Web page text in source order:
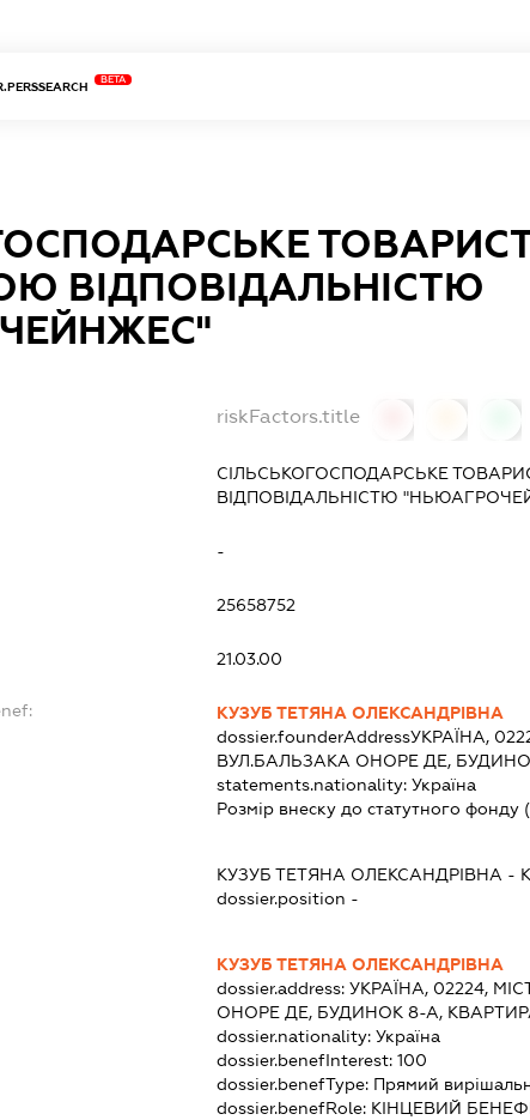
BETA
ВІДПОВІДАЛЬНІСТЮ
riskFactors.title
СІЛЬСЬКОГОСПОДАРСЬКЕ
ВІДПОВІДАЛЬНІСТЮ
-
25658752
21.03.00
КУЗУБ ТЕТЯНА ОЛЕКСАНДРІВНА
dossier.founderAddressУКРАЇНА,
ВУЛ.БАЛЬЗАКА ОНОРЕ ДЕ,
statements.nationality: Україна
Розмір внеску до статутного фонду
КУЗУБ ТЕТЯНА ОЛЕКСАНДРІВНА -
dossier.position -
КУЗУБ ТЕТЯНА ОЛЕКСАНДРІВНА
dossier.address: УКРАЇНА, 02224,
ОНОРЕ ДЕ, БУДИНОК 8-А,
dossier.nationality: Україна
dossier.benefInterest: 100
dossier.benefType: Прямий
dossier.benefRole: КІНЦЕВИЙ